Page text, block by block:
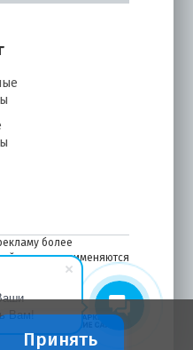
Вам!
более
также применяются
Принять